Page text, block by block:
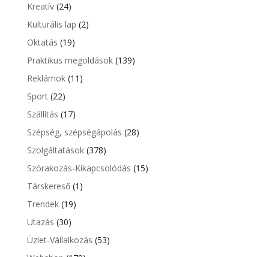
Kreatív(24)
Kulturális lap (2)
Oktatás (19)
Praktikus megoldások(139)
Reklámok(11)
Sport(22)
Szállítás (17)
Szépség, szépségápolás (28)
Szolgáltatások(378)
Szórakozás-Kikapcsolódás (15)
Társkereső(1)
Trendek(19)
Utazás (30)
Üzlet-Vállalkozás (53)